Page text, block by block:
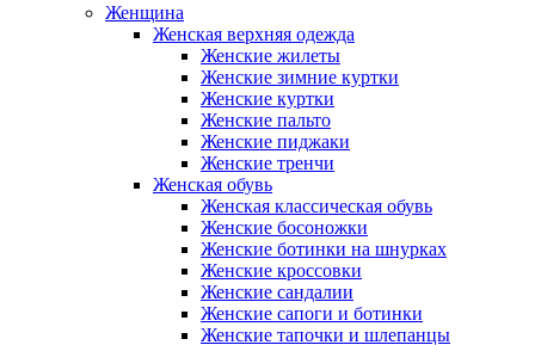
Женщина
Женская верхняя одежда
Женские жилеты
Женские зимние куртки
Женские куртки
Женские пальто
Женские пиджаки
Женские тренчи
Женская обувь
Женская классическая обувь
Женские босоножки
Женские ботинки на шнурках
Женские кроссовки
Женские сандалии
Женские сапоги и ботинки
Женские тапочки и шлепанцы